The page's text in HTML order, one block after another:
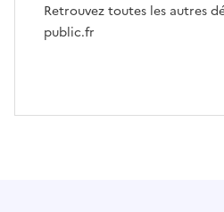
Retrouvez toutes les autres
public.fr